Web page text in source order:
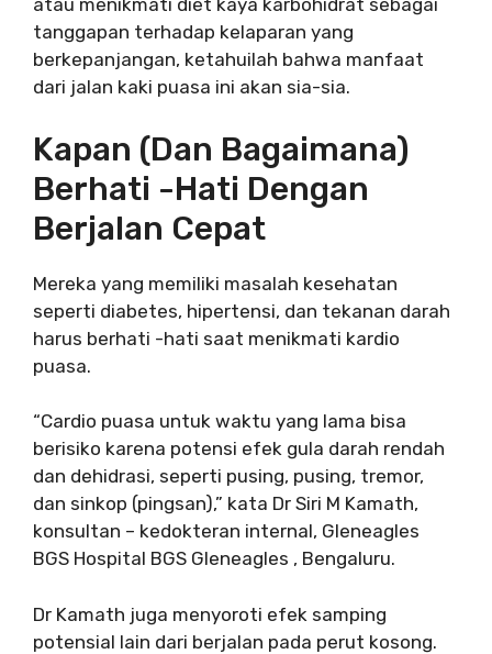
atau menikmati diet kaya karbohidrat sebagai
tanggapan terhadap kelaparan yang
berkepanjangan, ketahuilah bahwa manfaat
dari jalan kaki puasa ini akan sia-sia.
Kapan (dan Bagaimana)
Berhati -hati Dengan
Berjalan Cepat
Mereka yang memiliki masalah kesehatan
seperti diabetes, hipertensi, dan tekanan darah
harus berhati -hati saat menikmati kardio
puasa.
“Cardio puasa untuk waktu yang lama bisa
berisiko karena potensi efek gula darah rendah
dan dehidrasi, seperti pusing, pusing, tremor,
dan sinkop (pingsan),” kata Dr Siri M Kamath,
konsultan – kedokteran internal, Gleneagles
BGS Hospital BGS Gleneagles , Bengaluru.
Dr Kamath juga menyoroti efek samping
potensial lain dari berjalan pada perut kosong.